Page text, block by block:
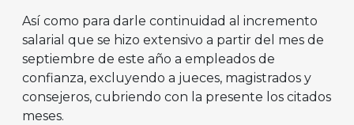
Así como para darle continuidad al incremento
salarial que se hizo extensivo a partir del mes de
septiembre de este año a empleados de
confianza, excluyendo a jueces, magistrados y
consejeros, cubriendo con la presente los citados
meses.